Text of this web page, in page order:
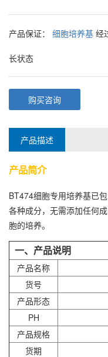
产品保证： 细胞培养基 经
长状态
购买咨询
产品描述
产品简介
BT474细胞专用培养基已
各种成分，无需添加任何
胞的培养。
一、产品说明
产品名称
货号
产品形态
PH
产品规格
货期